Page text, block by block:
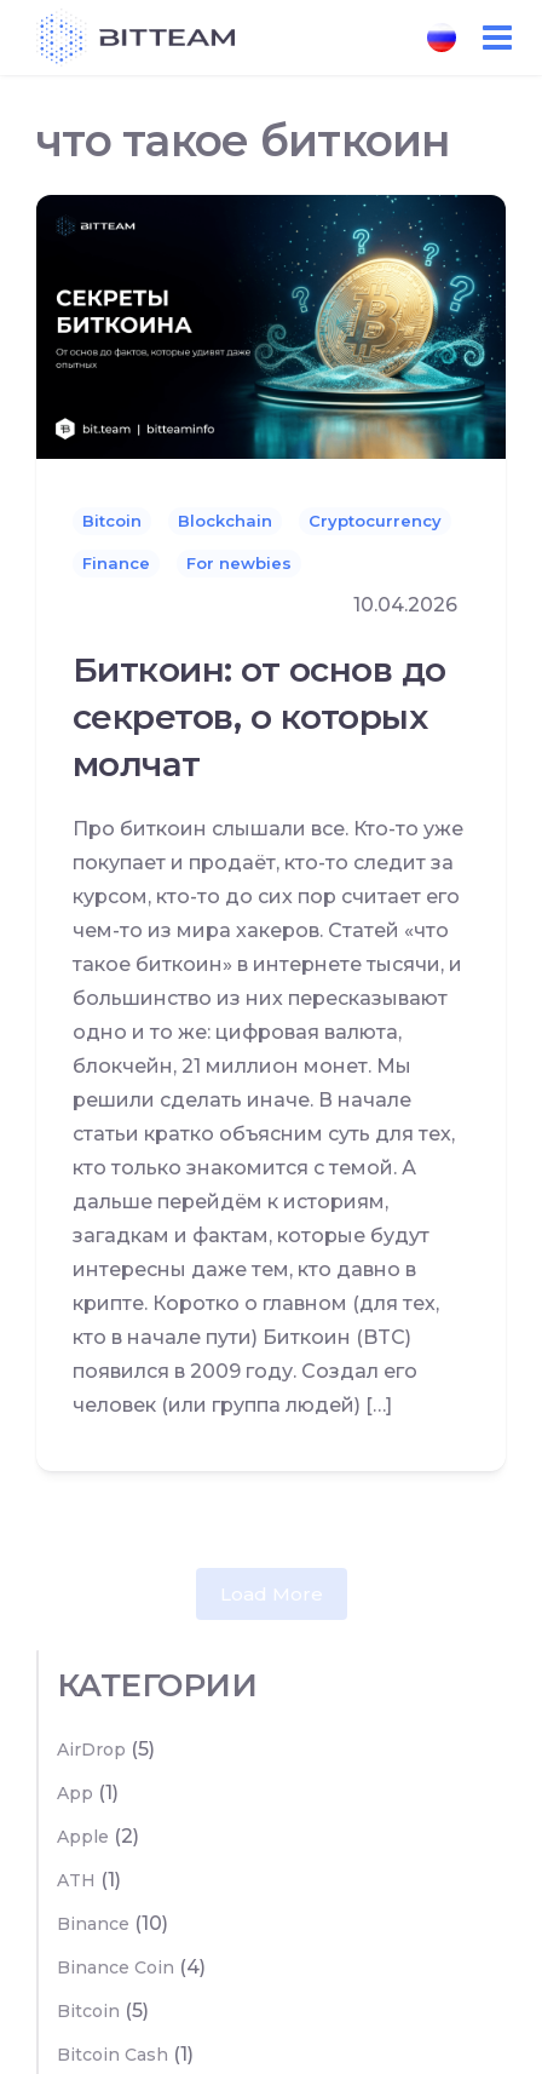
что такое биткоин
Bitcoin Blockchain Cryptocurrency
Finance For newbies
10.04.2026
Биткоин: от основ до
секретов, о которых
молчат
Про биткоин слышали все. Кто-то уже
покупает и продаёт, кто-то следит за
курсом, кто-то до сих пор считает его
чем-то из мира хакеров. Статей «что
такое биткоин» в интернете тысячи, и
большинство из них пересказывают
одно и то же: цифровая валюта,
блокчейн, 21 миллион монет. Мы
решили сделать иначе. В начале
статьи кратко объясним суть для тех,
кто только знакомится с темой. А
дальше перейдём к историям,
загадкам и фактам, которые будут
интересны даже тем, кто давно в
крипте. Коротко о главном (для тех,
кто в начале пути) Биткоин (BTC)
появился в 2009 году. Создал его
человек (или группа людей) […]
Load More
КАТЕГОРИИ
AirDrop (5)
App (1)
Apple (2)
ATH (1)
Binance (10)
Binance Coin (4)
Bitcoin (5)
Bitcoin Cash (1)